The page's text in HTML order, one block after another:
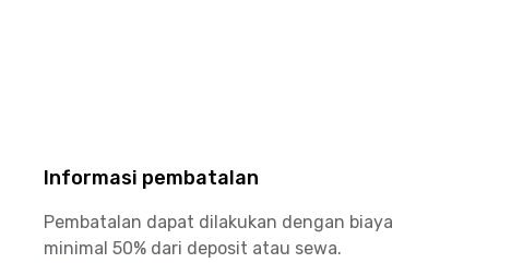
Informasi pembatalan
Pembatalan dapat dilakukan dengan biaya
minimal 50% dari deposit atau sewa.